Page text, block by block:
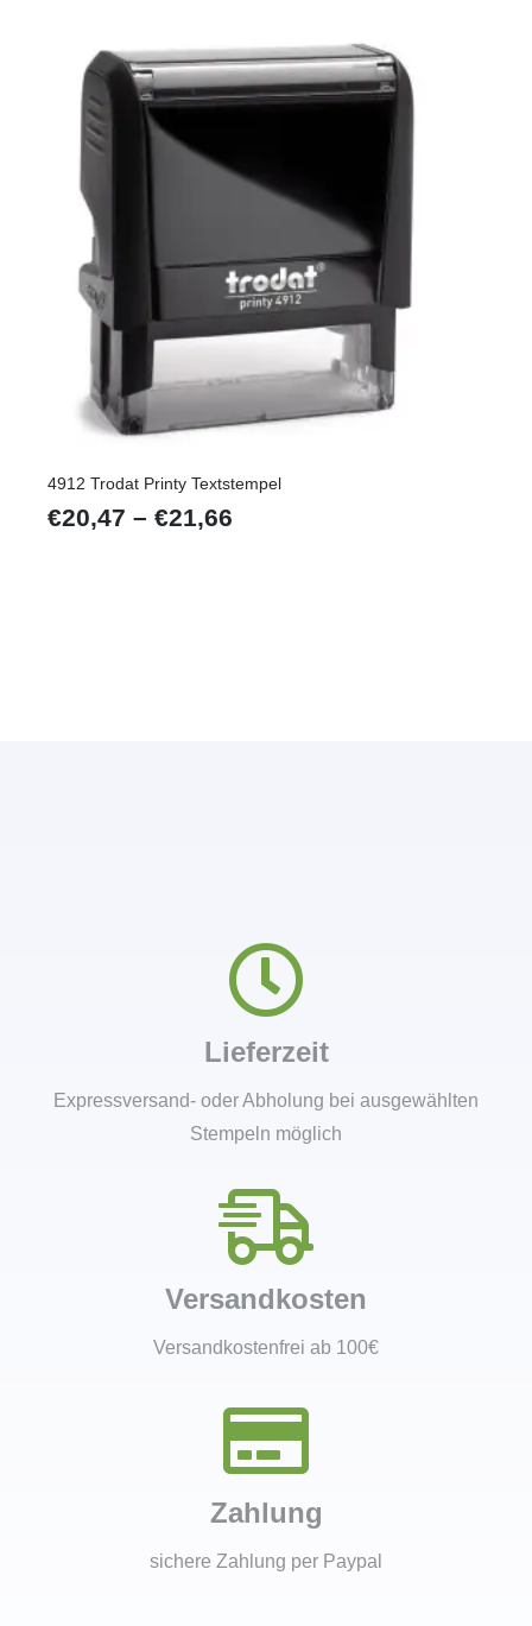
4912 Trodat Printy Textstempel
€20,47 – €21,66
Lieferzeit
Expressversand- oder Abholung bei ausgewählten
Stempeln möglich
Versandkosten
Versandkostenfrei ab 100€
Zahlung
sichere Zahlung per Paypal